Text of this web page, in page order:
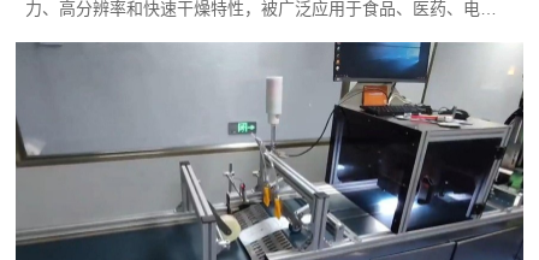
力、高分辨率和快速干燥特性，被广泛应用于食品、医药、电
间固化在产品表面，形成清晰、持久的标识。